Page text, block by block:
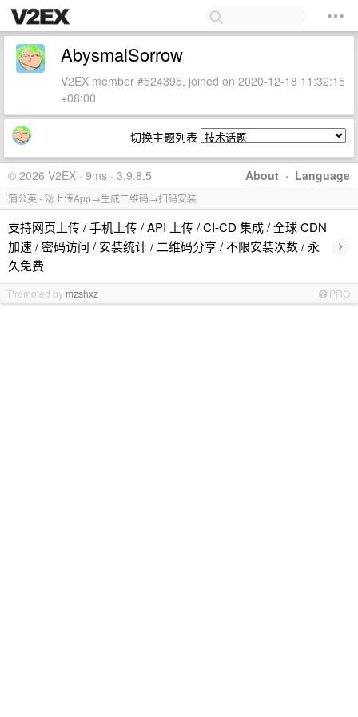
AbysmalSorrow
V2EX member #524395, joined on 2020-12-18 11:32:15
+08:00
切换主题列表
About · Language
© 2026 V2EX · 9ms · 3.9.8.5
蒲公英 - 🚀上传App→生成二维码→扫码安装
支持网页上传 / 手机上传 / API 上传 / CI-CD 集成 / 全球 CDN
加速 / 密码访问 / 安装统计 / 二维码分享 / 不限安装次数 / 永
久免费
›
Promoted by mzshxz PRO